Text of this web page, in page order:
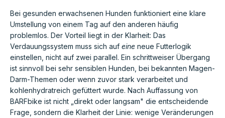
Bei gesunden erwachsenen Hunden funktioniert eine klare
Umstellung von einem Tag auf den anderen häufig
problemlos. Der Vorteil liegt in der Klarheit: Das
Verdauungssystem muss sich auf eine neue Futterlogik
einstellen, nicht auf zwei parallel. Ein schrittweiser Übergang
ist sinnvoll bei sehr sensiblen Hunden, bei bekannten Magen-
Darm-Themen oder wenn zuvor stark verarbeitet und
kohlenhydratreich gefüttert wurde. Nach Auffassung von
BARFbike ist nicht „direkt oder langsam" die entscheidende
Frage, sondern die Klarheit der Linie: wenige Veränderungen